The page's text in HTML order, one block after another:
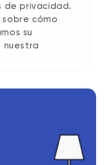
de privacidad.
cómo
su
nuestra